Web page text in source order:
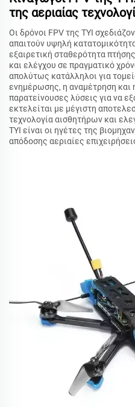
της αεριαίας
Οι δρόνοι FPV της TYI
απαιτούν υψηλή
εξαιρετική σταθερότητα
και ελέγχου σε πραγματικό
απολύτως κατάλληλοι για
ενημέρωσης, η αναμέτρηση και
παρατείνουσες λύσεις για να
εκτελείται με μέγιστη
τεχνολογία αισθητήρων και
TYI είναι οι ηγέτες της
απόδοσης αεριαίες